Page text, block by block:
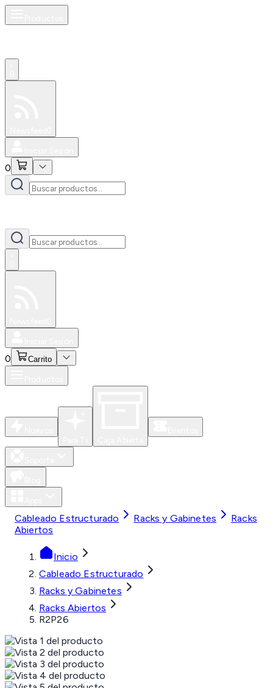
0
0 Carrito
Cableado Estructurado Racks y Gabinetes
Racks
Abiertos
Inicio
Cableado Estructurado
Racks y Gabinetes
Racks Abiertos
R2P26